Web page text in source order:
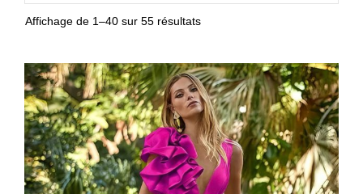
Affichage de 1–40 sur 55 résultats